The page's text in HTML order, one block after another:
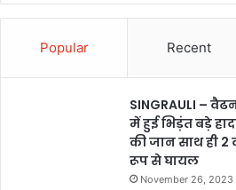
Popular Recent
SINGRAULI –
में हुई भिड़ंत बड़े
की जान साथ ही 2
रूप से घायल
November 26, 2023